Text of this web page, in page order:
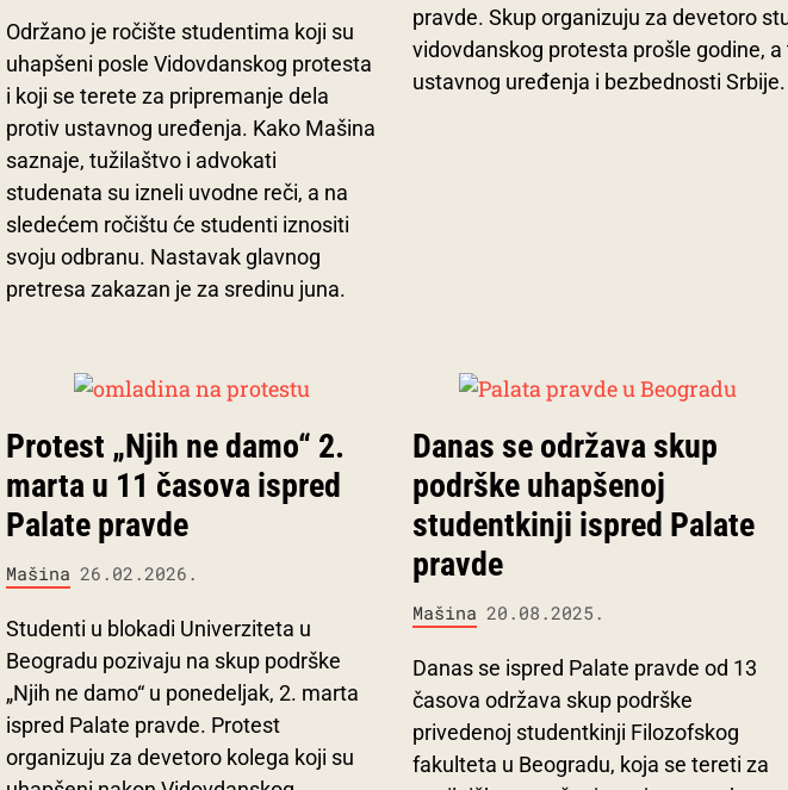
Održano je ročište studentima koji su
uhapšeni posle Vidovdanskog protesta
i koji se terete za pripremanje dela
protiv ustavnog uređenja. Kako Mašina
saznaje, tužilaštvo i advokati
studenata su izneli uvodne reči, a na
sledećem ročištu će studenti iznositi
svoju odbranu. Nastavak glavnog
pretresa zakazan je za sredinu juna.
pravde. Skup organizuju za devetoro
vidovdanskog protesta prošle godine,
ustavnog uređenja i bezbednosti Srbije.
Protest „Njih ne damo“ 2.
marta u 11 časova ispred
Palate pravde
Mašina 26.02.2026.
Studenti u blokadi Univerziteta u
Beogradu pozivaju na skup podrške
„Njih ne damo“ u ponedeljak, 2. marta
ispred Palate pravde. Protest
organizuju za devetoro kolega koji su
Danas se održava skup
podrške uhapšenoj
studentkinji ispred Palate
pravde
Mašina 20.08.2025.
Danas se ispred Palate pravde od 13
časova održava skup podrške
privedenoj studentkinji Filozofskog
fakulteta u Beogradu, koja se tereti za